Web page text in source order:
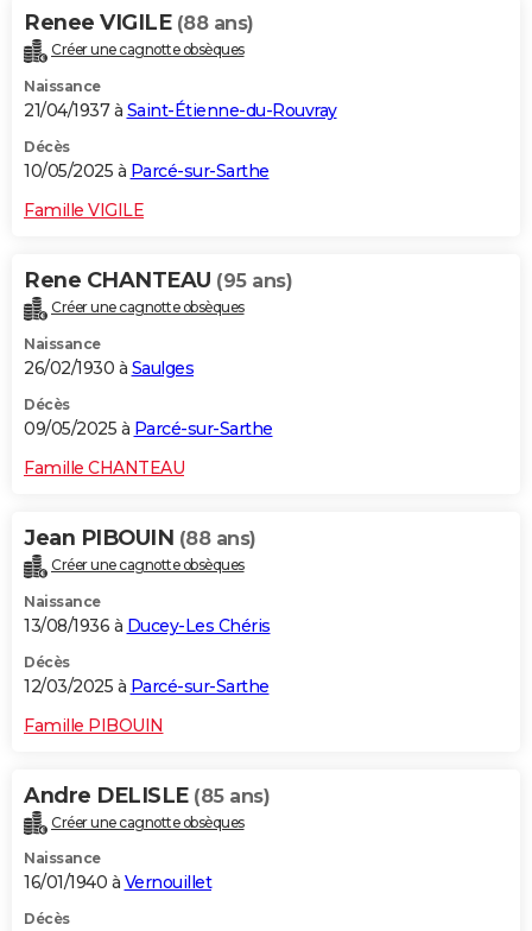
Renee VIGILE (88 ans)
Créer une cagnotte obsèques
Naissance
21/04/1937 à Saint-Étienne-du-Rouvray
Décès
10/05/2025 à Parcé-sur-Sarthe
Famille VIGILE
Rene CHANTEAU (95 ans)
Créer une cagnotte obsèques
Naissance
26/02/1930 à Saulges
Décès
09/05/2025 à Parcé-sur-Sarthe
Famille CHANTEAU
Jean PIBOUIN (88 ans)
Créer une cagnotte obsèques
Naissance
13/08/1936 à Ducey-Les Chéris
Décès
12/03/2025 à Parcé-sur-Sarthe
Famille PIBOUIN
Andre DELISLE (85 ans)
Créer une cagnotte obsèques
Naissance
16/01/1940 à Vernouillet
Décès